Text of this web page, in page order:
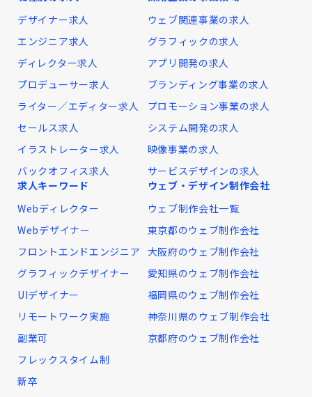
デザイナー求人
エンジニア求人
ディレクター求人
プロデューサー求人
ライター／エディター求人
セールス求人
イラストレーター求人
バックオフィス求人
ウェブ関連事業の求人
グラフィックの求人
アプリ開発の求人
ブランディング事業の求人
プロモーション事業の求人
システム開発の求人
映像事業の求人
サービスデザインの求人
求人キーワード
Webディレクター
Webデザイナー
フロントエンドエンジニア
グラフィックデザイナー
UIデザイナー
リモートワーク実施
副業可
フレックスタイム制
新卒
ウェブ・デザイン制作会社
ウェブ制作会社一覧
東京都のウェブ制作会社
大阪府のウェブ制作会社
愛知県のウェブ制作会社
福岡県のウェブ制作会社
神奈川県のウェブ制作会社
京都府のウェブ制作会社